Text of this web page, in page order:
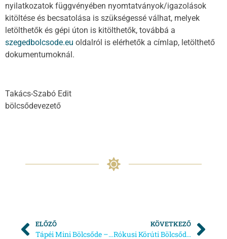
nyilatkozatok függvényében nyomtatványok/igazolások
kitöltése és becsatolása is szükségessé válhat, melyek
letölthetők és gépi úton is kitölthetők, továbbá a
szegedbolcsode.eu oldalról is elérhetők a címlap, letölthető
dokumentumoknál.
Takács-Szabó Edit
bölcsődevezető
ELŐZŐ
Tápéi Mini Bölcsőde – Beiratkozás
KÖVETKEZŐ
Rókusi Körúti Bölcsőde családi nap meghívó